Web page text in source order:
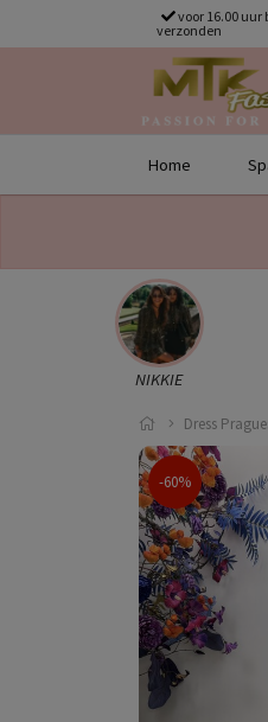
voor 16.00 uur
verzonden
Home
NIKKIE
Dress
-60%